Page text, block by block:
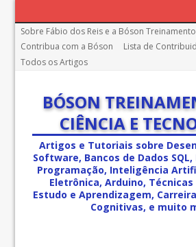
Sobre Fábio dos Reis e a Bóson
Contribua com a Bóson
Lista de
Todos os Artigos
BÓSON
CIÊNCIA E
Artigos e Tutoriais sobre
Software, Bancos de Dados
Programação, Inteligência
Eletrônica, Arduino,
Estudo e Aprendizagem,
Cognitivas, e muito